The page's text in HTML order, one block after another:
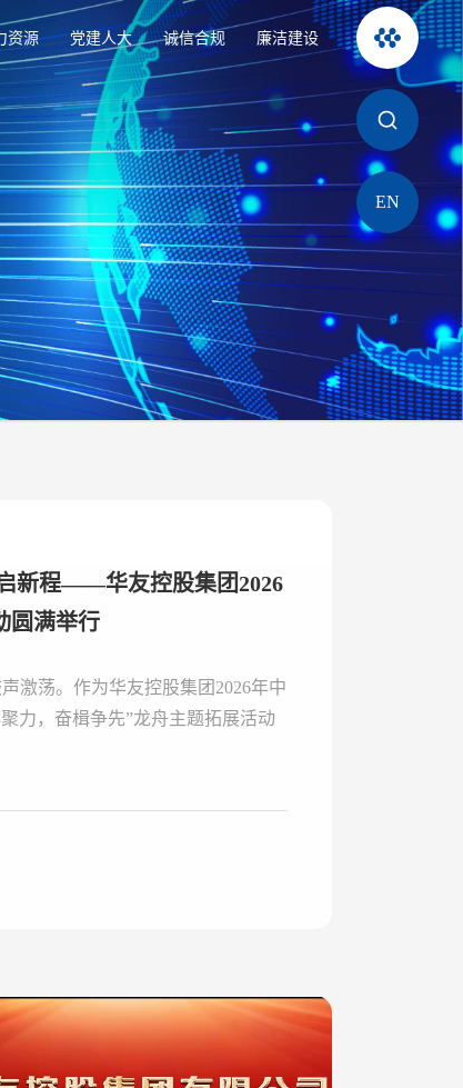
资源 党建人大 诚信合规 廉洁建设
EN
圆满举行
激荡。作为华友控股集团2026年中
力，奋楫争先”龙舟主题拓展活动